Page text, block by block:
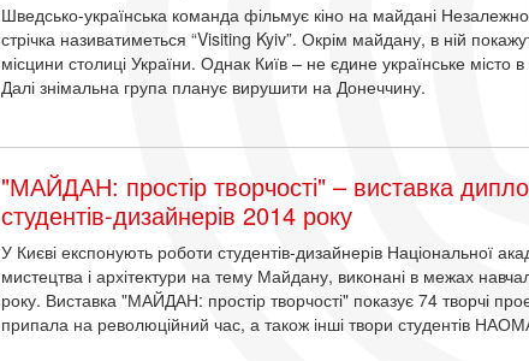
Шведсько-українська команда фільмує кіно на майдані
стрічка називатиметься “Visiting Kyiv”. Окрім майдану, в ній
місцини столиці України. Однак Київ – не єдине українське місто
Далі знімальна група планує вирушити на Донеччину.
"МАЙДАН: простір творчості" – виставка
студентів-дизайнерів 2014 року
У Києві експонують роботи студентів-дизайнерів Національної
мистецтва і архітектури на тему Майдану, виконані в межах
року. Виставка "МАЙДАН: простір творчості" показує 74 творчі
припала на революційний час, а також інші твори студентів